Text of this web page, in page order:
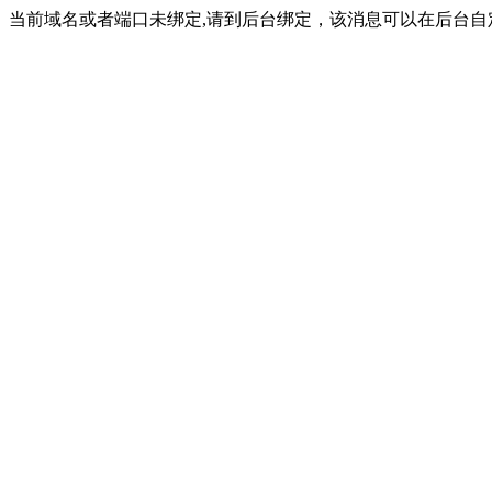
当前域名或者端口未绑定,请到后台绑定，该消息可以在后台自